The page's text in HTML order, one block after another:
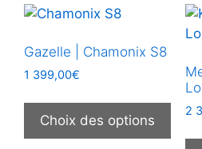
Gazelle | Chamonix S8
1 399,00€
Choix des options
a
2